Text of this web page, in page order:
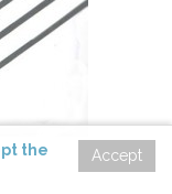
Accept
the